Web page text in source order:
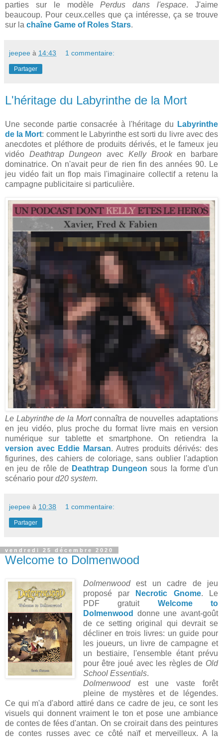
parties sur le modèlePerdus dans l'espace. J'aime
beaucoup. Pour ceux.celles que ça intéresse, ça se trouve
sur la chaîne Game of Roles Stars.
jeepee à 14:43 1 commentaire:
Partager
L'héritage du Labyrinthe de la Mort
Une seconde partie consacrée à l'héritage du
Labyrinthe
de la Mort: comment le Labyrinthe est sorti du livre avec des
anecdotes et pléthore de produits dérivés, et le fameux jeu
vidéo Deathtrap Dungeon avec Kelly Brooken barbare
dominatrice. On n'avait peur de rien fin des années 90. Le
jeu vidéo fait un flop mais l'imaginaire collectif a retenu la
campagne publicitaire si particulière.
Le Labyrinthe de la Mortconnaîtra de nouvelles adaptations
en jeu vidéo, plus proche du format livre mais en version
numérique sur tablette et smartphone. On retiendra la
version avec Eddie Marsan. Autres produits dérivés: des
figurines, des cahiers de coloriage, sans oublier l'adaption
en jeu de rôle de Deathtrap Dungeon sous la forme d'un
scénario pour d20 system.
jeepee à 10:38 1 commentaire:
Partager
vendredi 25 décembre 2020
Welcome to Dolmenwood
Dolmenwoodest un cadre de jeu
proposé par
Necrotic Gnome. Le
PDF gratuit Welcome to
Dolmenwood
donne une avant-goût
de ce setting original qui devrait se
décliner en trois livres: un guide pour
les joueurs, un livre de campagne et
un bestiaire, l'ensemble étant prévu
pour être joué avec les règles de Old
School Essentials.
Dolmenwood est une vaste forêt
pleine de mystères et de légendes.
Ce qui m'a d'abord attiré dans ce cadre de jeu, ce sont les
visuels qui donnent vraiment le ton et pose une ambiance
de contes de fées d'antan. On se croirait dans des peintures
de contes russes avec ce côté naïf et merveilleux. A la